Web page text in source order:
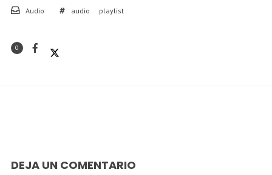
Audio audio playlist
0
DEJA UN COMENTARIO